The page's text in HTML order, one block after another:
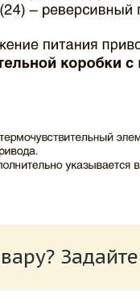
1.pdf